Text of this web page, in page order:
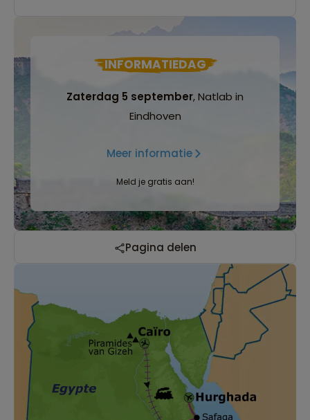
INFORMATIEDAG
Zaterdag 5 september, Natlab in
Eindhoven
Meer informatie
Meld je gratis aan!
Pagina delen